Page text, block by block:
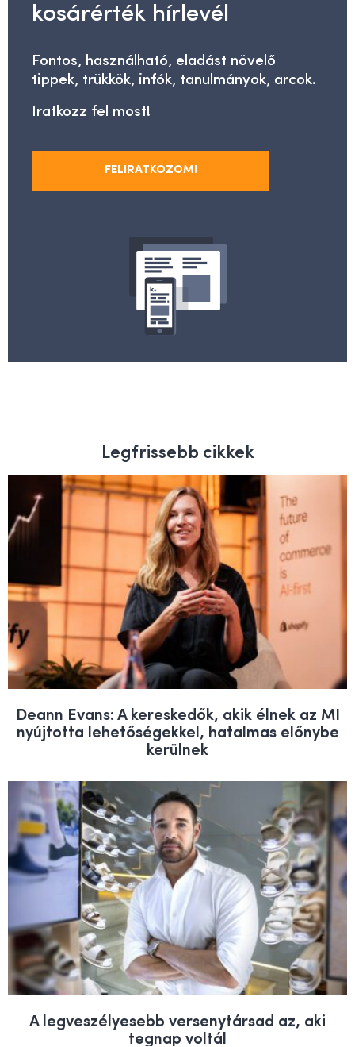
kosárérték hírlevél
Fontos, használható, eladást növelő
tippek, trükkök, infók, tanulmányok, arcok.
Iratkozz fel most!
FELIRATKOZOM!
Legfrissebb cikkek
Deann Evans: A kereskedők, akik élnek az MI
nyújtotta lehetőségekkel, hatalmas előnybe
kerülnek
A legveszélyesebb versenytársad az, aki
tegnap voltál